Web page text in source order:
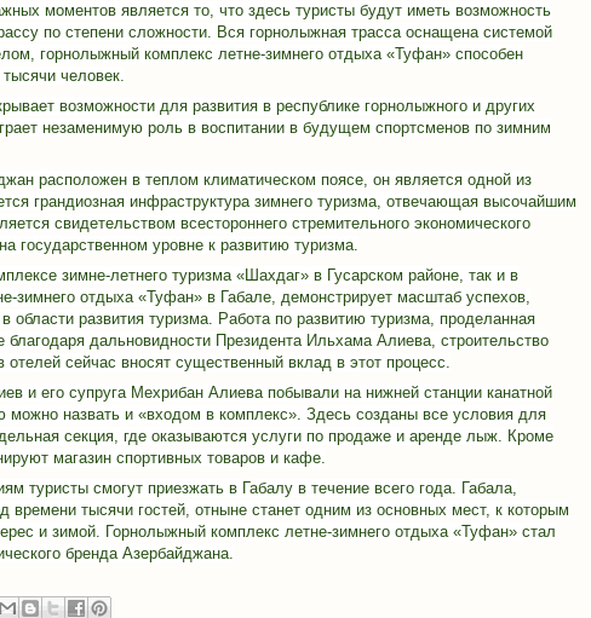
моментов является то, что здесь туристы будут иметь возможность
по степени сложности. Вся горнолыжная трасса оснащена системой
горнолыжный комплекс летне-зимнего отдыха «Туфан» способен
человек.
возможности для развития в республике горнолыжного и других
незаменимую роль в воспитании в будущем спортсменов по зимним
расположен в теплом климатическом поясе, он является одной из
грандиозная инфраструктура зимнего туризма, отвечающая высочайшим
свидетельством всестороннего стремительного экономического
государственном уровне к развитию туризма.
зимне-летнего туризма «Шахдаг» в Гусарском районе, так и в
зимнего отдыха «Туфан» в Габале, демонстрирует масштаб успехов,
области развития туризма. Работа по развитию туризма, проделанная
благодаря дальновидности Президента Ильхама Алиева, строительство
отелей сейчас вносят существенный вклад в этот процесс.
и его супруга Мехрибан Алиева побывали на нижней станции канатной
можно назвать и «входом в комплекс». Здесь созданы все условия для
секция, где оказываются услуги по продаже и аренде лыж. Кроме
магазин спортивных товаров и кафе.
туристы смогут приезжать в Габалу в течение всего года. Габала,
времени тысячи гостей, отныне станет одним из основных мест, к которым
и зимой. Горнолыжный комплекс летне-зимнего отдыха «Туфан» стал
бренда Азербайджана.